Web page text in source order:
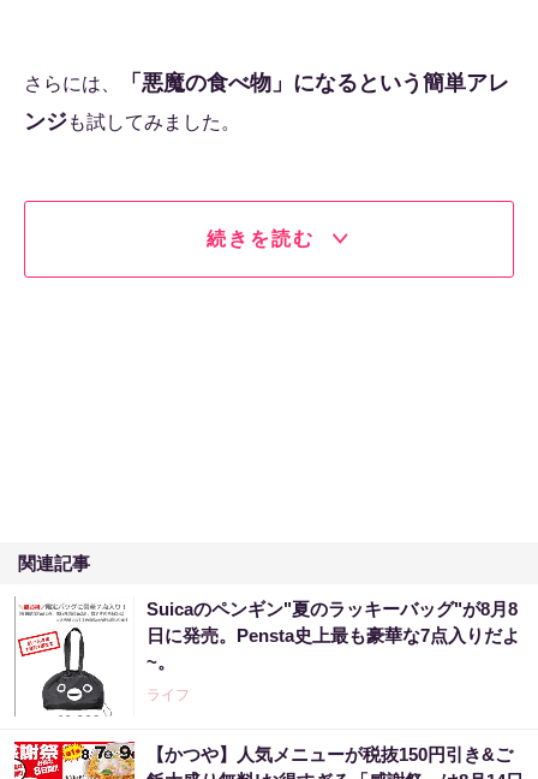
さらには、
「悪魔の食べ物」になるという簡単アレ
ンジも試してみました。
続きを読む
関連記事
Suicaのペンギン"夏のラッキーバッグ"が8月8
日に発売。Pensta史上最も豪華な7点入りだよ
~。
ライフ
【かつや】人気メニューが税抜150円引き&ご